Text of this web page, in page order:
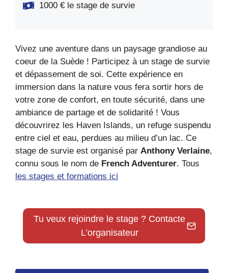
1000 € le stage de survie
Vivez une aventure dans un paysage grandiose au
coeur de la Suède ! Participez à un stage de survie
et dépassement de soi. Cette expérience en
immersion dans la nature vous fera sortir hors de
votre zone de confort, en toute sécurité, dans une
ambiance de partage et de solidarité ! Vous
découvrirez les Haven Islands, un refuge suspendu
entre ciel et eau, perdues au milieu d’un lac. Ce
stage de survie est organisé par Anthony Verlaine,
connu sous le nom de French Adventurer. Tous
les stages et formations ici
Tu veux rejoindre le stage ? Contacte
L’organisateur